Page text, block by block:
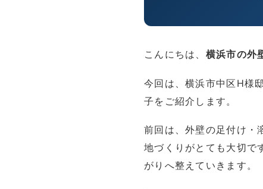
こんにちは、 横浜市の外
今回は、横浜市中区H様
子をご紹介します。
前回は、外壁の足付け・
地づくりがとても大切で
がりへ整えていきます。